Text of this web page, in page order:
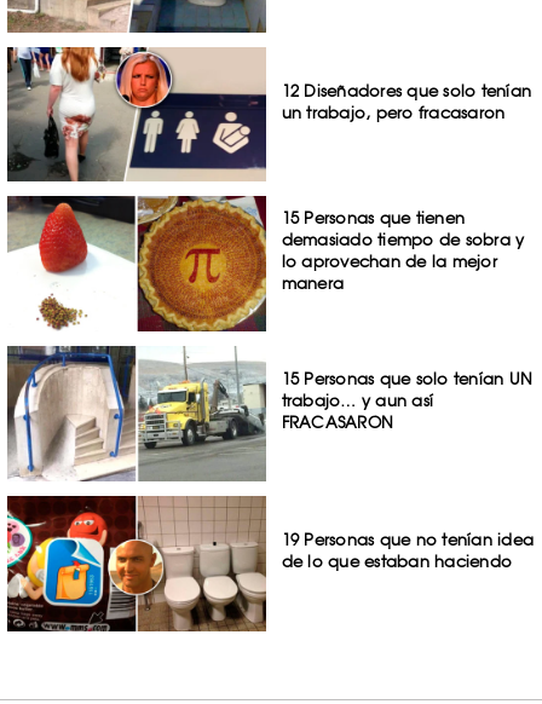
12 Diseñadores que solo tenían
un trabajo, pero fracasaron
15 Personas que tienen
demasiado tiempo de sobra y
lo aprovechan de la mejor
manera
15 Personas que solo tenían UN
trabajo… y aun así
FRACASARON
19 Personas que no tenían idea
de lo que estaban haciendo